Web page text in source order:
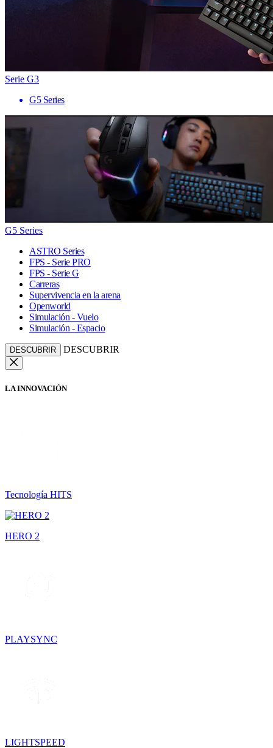
Serie G3
G5 Series
G5 Series
ASTRO Series
FPS - Serie PRO
FPS - Serie G
Carreras
Supervivencia en la arena
Openworld
Simulación - Vuelo
Simulación - Espacio
DESCUBRIR DESCUBRIR
LA INNOVACIÓN
Tecnología HITS
HERO 2
PLAYSYNC
LIGHTSPEED